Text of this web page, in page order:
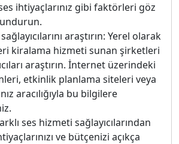
ihtiyaçlarınız gibi faktörleri göz
araştırın: Yerel olarak
kiralama hizmeti sunan şirketleri
araştırın. İnternet üzerindeki
etkinlik planlama siteleri veya
aracılığıyla bu bilgilere
ses hizmeti sağlayıcılarından
ve bütçenizi açıkça